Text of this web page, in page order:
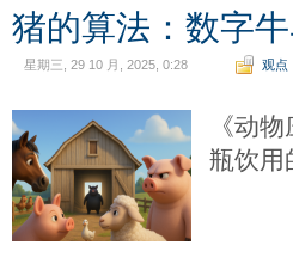
猪的算法：数字
星期三, 29 10 月, 2025, 0:28 观点
《动
瓶饮用